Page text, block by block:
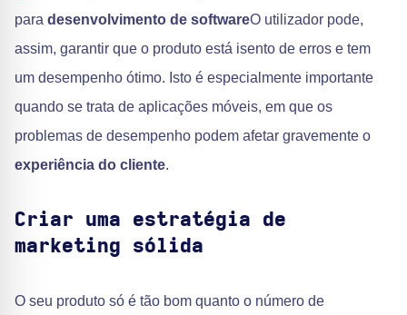
para desenvolvimento de softwareO utilizador pode,
assim, garantir que o produto está isento de erros e tem
um desempenho ótimo. Isto é especialmente importante
quando se trata de aplicações móveis, em que os
problemas de desempenho podem afetar gravemente o
experiência do cliente.
Criar uma estratégia de
marketing sólida
O seu produto só é tão bom quanto o número de